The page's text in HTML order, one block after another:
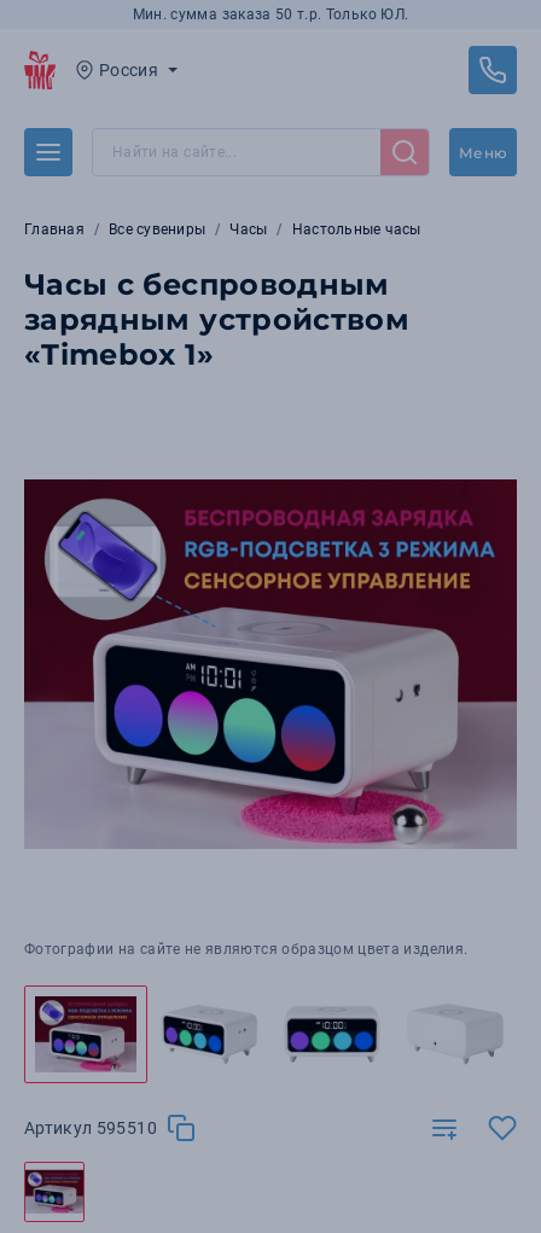
Мин. сумма заказа 50 т.р. Только ЮЛ.
Россия
Меню
Главная Все сувениры Часы Настольные часы
Часы с беспроводным
зарядным устройством
«Timebox 1»
Фотографии на сайте не являются образцом цвета изделия.
Артикул 595510